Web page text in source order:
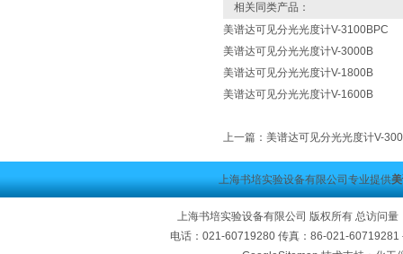
相关同类产品：
美谱达可见分光光度计V-3100BPC
美谱达可见分光光度计V-3000B
美谱达可见分光光度计V-1800B
美谱达可见分光光度计V-1600B
上一篇： 美谱达可见分光光度计V-
上海书培实验设备有限公司专业提供
上海书培实验设备有限公司 版权所有 总访问量
电话：021-60719280 传真：86-021-